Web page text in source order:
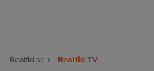
Realtid.se Realtid TV